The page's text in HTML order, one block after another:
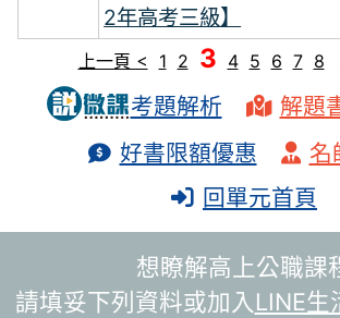
2年高考三級】
上一頁 < 1 2 3 4 5 6 7 8
考題解析
解題
好書限額優惠
名
回單元首頁
想瞭解高上公職課
請填妥下列資料或加入LINE生